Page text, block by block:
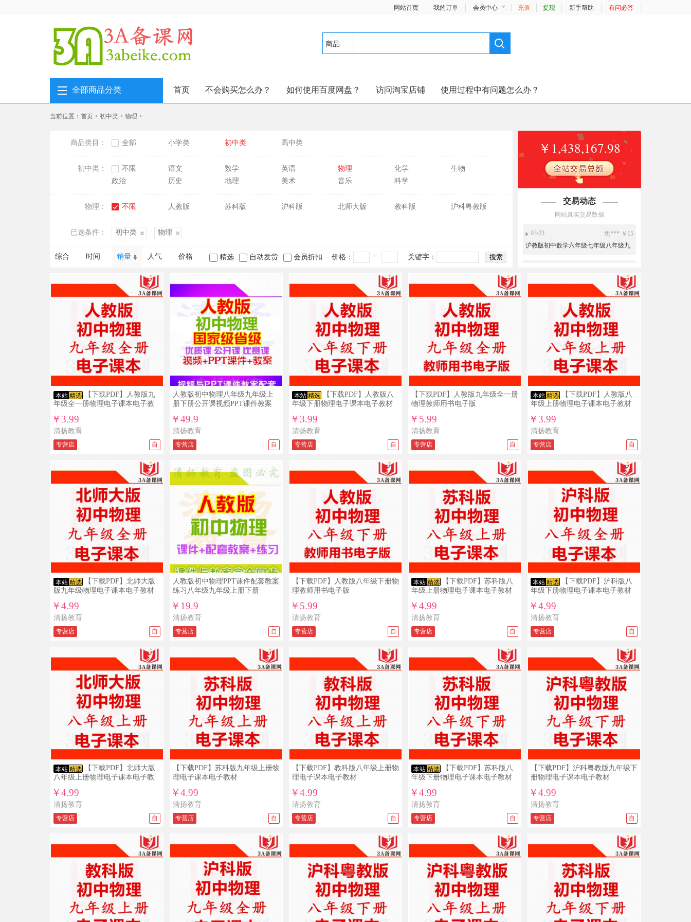
网站首页 我的订单 会员中心 充值 提现 新手帮助 有问必答
商品
全部商品分类 首页 不会购买怎么办？ 如何使用百度网盘？ 访问淘宝店铺 使用过程中有问题怎么办？
当前位置： 首页 > 初中类 > 物理 >
商品类目： 全部 小学类 初中类 高中类
初中类： 不限 语文 数学 英语 物理 化学
生物
政治
历史 地理 美术 音乐 科学
物理： 不限 人教版 苏科版 沪科版 北师大版 教科版 沪科粤教版
已选条件： 初中类 物理
综合 时间 销量 人气 价格 精选 自动发货 会员折扣 价格： - 关键字：
￥1,438,167.98
交易动态
网站真实交易数据
沪教版初中数学六年级七年级八年级九
年级上册下册PPT课件教案导学案试题
练习打包下载
PPT课件配套教案素材一二三四五六年
级上册下册整册打包下载
小*** ￥3.99
【一键下载】新部编人教版一年级下册
道德与法治电子课本电子教材
免*** ￥10
新目标人教版初中英语ppt课件教案导学
案复习资料试题练习导学案课文朗读
mp3单词录音电子课本七年级八年级九
年级上册下册全册整册打包下载免*** ￥15
沪教版初中数学六年级七年级八年级九
练习打包下载
12/05
免*** ￥5
案复习资料试题练习导学案课文朗读
mp3单词录音电子课本七年级八年级九
年级上册下册全册整册打包下载
11/26
沪教版初中数学六年级七年级八年级九
11/04
免*** ￥19.9
人教版新部编版小学道德与法治法制
PPT课件配套教案素材一二三四五六年
级上册下册整册打包下载
免*** ￥10
新目标人教版初中英语ppt课件教案导学
案复习资料试题练习导学案课文朗读
mp3单词录音电子课本七年级八年级九
年级上册下册全册整册打包下载免*** ￥15
沪教版初中数学六年级七年级八年级九
年级上册下册PPT课件教案导学案试题
练习打包下载
10/13
1***3 ￥19.9
人教版新部编版小学道德与法治法制
级上册下册整册打包下载
10/04
3A备课网五年级上册人教PEP版小学英
语优质课公开课示范课ppt课件赠配套教
免*** ￥19.9
人教版新部编版小学道德与法治法制
PPT课件配套教案素材一二三四五六年
级上册下册整册打包下载
免*** ￥19.8
新部编人教版八年级上册语文PPT课件
教案试题练习导学案教学计划
免*** ￥19.9
人教版新部编版小学道德与法治法制
PPT课件配套教案素材一二三四五六年
级上册下册整册打包下载
09/03
免*** ￥15
沪教版初中数学六年级七年级八年级九
年级上册下册PPT课件教案导学案试题
练习打包下载
08/30
新部编版人教版小学一年级语文上册下
册比赛课公开课获奖视频配套优秀教案
PPT课件同课异构课堂实录
部编道德与法治人教版一年级二年级上
册下册公开课比赛课PPT课件教案视频
课堂实录下载
免*** ￥14.8
新部编版人教版六年级上册语文ppt课件
教案试题课文朗读电子课本
我*** ￥19.9
2025年春季新版人音版音乐六年级下册
本站 精选
【下载PDF】人教版九
年级全一册物理电子课本电子教
￥3.99
清扬教育
专营店 自
人教版初中物理八年级九年级上
册下册公开课视频PPT课件教案
￥49.9
清扬教育
专营店 自
本站 精选
【下载PDF】人教版八
年级下册物理电子课本电子教材
￥3.99
清扬教育
专营店 自
【下载PDF】人教版九年级全一册
物理教师用书电子版
￥5.99
清扬教育
专营店 自
本站 精选
【下载PDF】人教版八
年级上册物理电子课本电子教材
￥3.99
清扬教育
专营店 自
本站 精选
【下载PDF】北师大版
版九年级物理电子课本电子教材
￥4.99
清扬教育
专营店 自
人教版初中物理PPT课件配套教案
练习八年级九年级上册下册
￥19.9
清扬教育
专营店 自
【下载PDF】人教版八年级下册物
理教师用书电子版
￥5.99
清扬教育
专营店 自
本站 精选
【下载PDF】苏科版八
年级上册物理电子课本电子教材
￥4.99
清扬教育
专营店 自
本站 精选
【下载PDF】沪科版八
年级下册物理电子课本电子教材
￥4.99
清扬教育
专营店 自
本站 精选
【下载PDF】北师大版
八年级上册物理电子课本电子教
￥4.99
清扬教育
专营店 自
【下载PDF】苏科版九年级上册物
理电子课本电子教材
￥4.99
清扬教育
专营店 自
【下载PDF】教科版八年级上册物
理电子课本电子教材
￥4.99
清扬教育
专营店 自
本站 精选
【下载PDF】苏科版八
年级下册物理电子课本电子教材
￥4.99
清扬教育
专营店 自
【下载PDF】沪科粤教版九年级下
册物理电子课本电子教材
￥4.99
清扬教育
专营店 自